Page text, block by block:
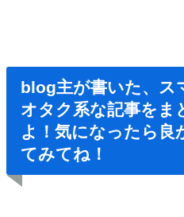
blog主が書いた、ス
オタク系な記事をま
よ！気になったら良
てみてね！